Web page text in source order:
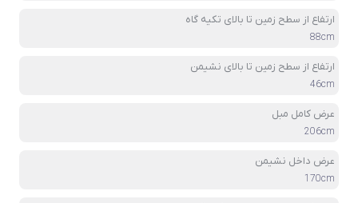
ارتفاع از سطح زمین تا بالای تکیه گاه
88cm
ارتفاع از سطح زمین تا بالای نشیمن
46cm
عرض کامل مبل
206cm
عرض داخل نشیمن
170cm